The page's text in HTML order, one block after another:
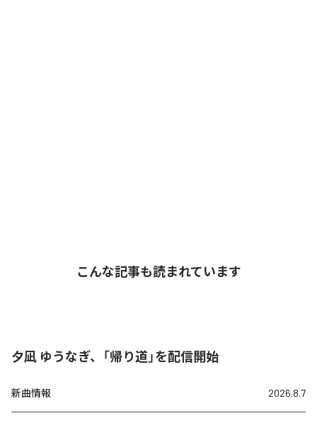
こんな記事も読まれています
夕凪 ゆうなぎ、「帰り道」を配信開始
新曲情報 2026.8.7